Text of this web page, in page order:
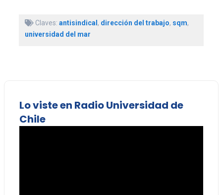
Claves: antisindical, dirección del trabajo, sqm,
universidad del mar
Lo viste en Radio Universidad de
Chile